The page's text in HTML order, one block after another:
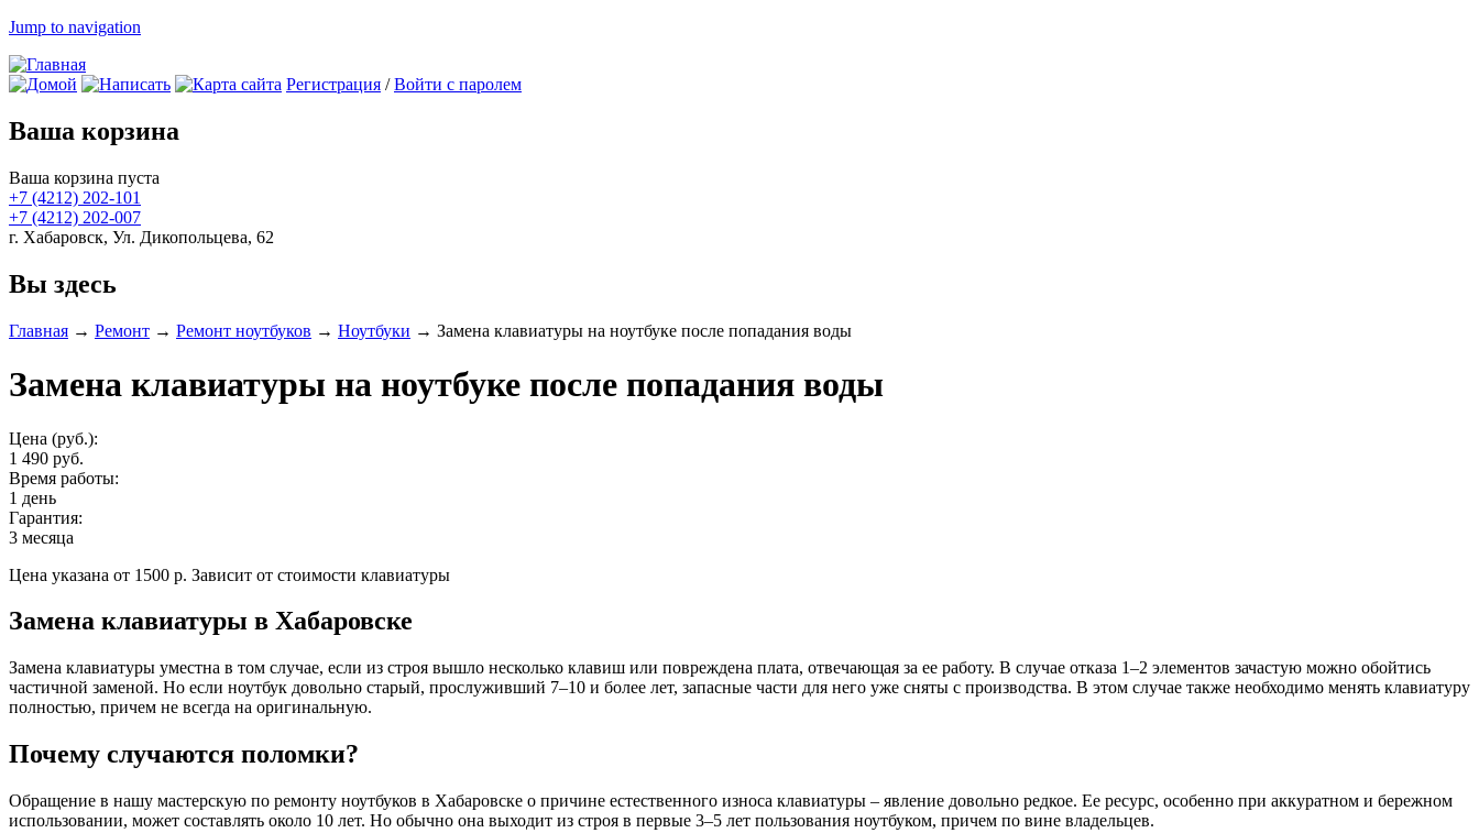
Jump to navigation
Регистрация /Войти с паролем
Ваша корзина
Ваша корзина пуста
+7 (4212) 202-101
+7 (4212) 202-007
г. Хабаровск, Ул. Дикопольцева, 62
Вы здесь
Главная → Ремонт → Ремонт ноутбуков → Ноутбуки → Замена клавиатуры на ноутбуке после попадания воды
Замена клавиатуры на ноутбуке после попадания воды
Цена (руб.):
1 490 руб.
Время работы:
1 день
Гарантия:
3 месяца
Цена указана от 1500 р. Зависит от стоимости клавиатуры
Замена клавиатуры в Хабаровске
Замена клавиатуры уместна в том случае, если из строя вышло несколько клавиш или повреждена плата, отвечающая за ее работу. В случае отказа 1–2 элементов зачастую можно обойтись
частичной заменой. Но если ноутбук довольно старый, прослуживший 7–10 и более лет, запасные части для него уже сняты с производства. В этом случае также необходимо менять клавиатуру
полностью, причем не всегда на оригинальную.
Почему случаются поломки?
Обращение в нашу мастерскую по ремонту ноутбуков в Хабаровске о причине естественного износа клавиатуры – явление довольно редкое. Ее ресурс, особенно при аккуратном и бережном
использовании, может составлять около 10 лет. Но обычно она выходит из строя в первые 3–5 лет пользования ноутбуком, причем по вине владельцев.